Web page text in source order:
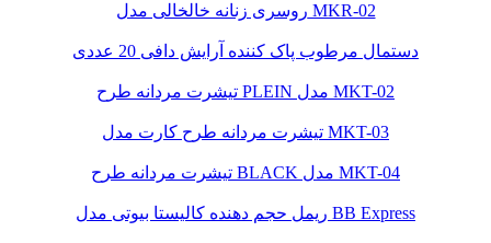
روسری زنانه خالخالی مدل MKR-02
دستمال مرطوب پاک کننده آرایش دافی 20 عددی
تیشرت مردانه طرح PLEIN مدل MKT-02
تیشرت مردانه طرح کارت مدل MKT-03
تیشرت مردانه طرح BLACK مدل MKT-04
ریمل حجم دهنده کالیستا بیوتی مدل BB Express